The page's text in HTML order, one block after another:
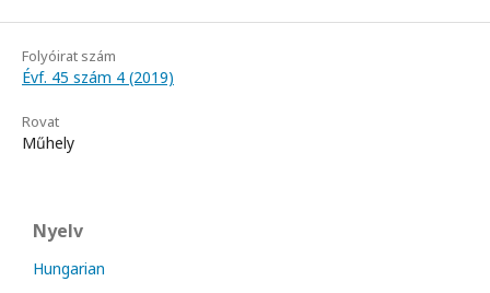
Folyóirat szám
Évf. 45 szám 4 (2019)
Rovat
Műhely
Nyelv
Hungarian